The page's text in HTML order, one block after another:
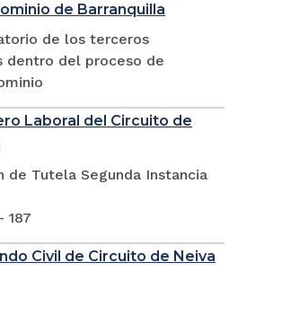
de Barranquilla
de los terceros
dentro del proceso de
Laboral del Circuito de
de Tutela Segunda Instancia
187
Civil de Circuito de Neiva